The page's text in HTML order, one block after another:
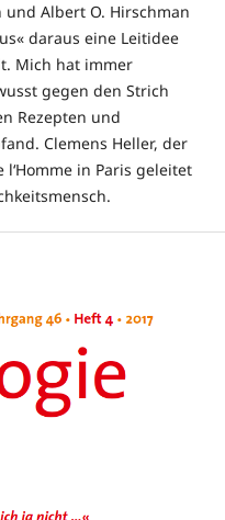
Albert O. Hirschman
daraus eine Leitidee
Mich hat immer
gegen den Strich
Rezepten und
Clemens Heller, der
in Paris geleitet